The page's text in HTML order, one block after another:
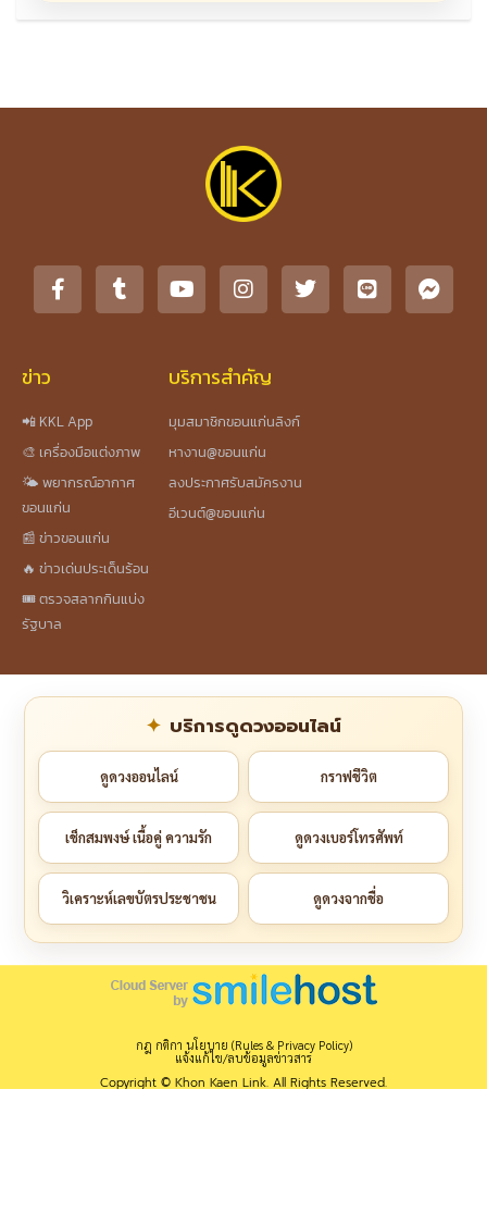
ข่าว
📲 KKL App
🎨 เครื่องมือแต่งภาพ
🌤️ พยากรณ์อากาศ
ขอนแก่น
📰 ข่าวขอนแก่น
🔥 ข่าวเด่นประเด็นร้อน
🎟️ ตรวจสลากกินแบ่ง
รัฐบาล
บริการสำคัญ
มุมสมาชิกขอนแก่นลิงก์
หางาน@ขอนแก่น
ลงประกาศรับสมัครงาน
อีเวนต์@ขอนแก่น
บริการดูดวงออนไลน์
ดูดวงออนไลน์ กราฟชีวิต
เช็กสมพงษ์ เนื้อคู่ ความรัก ดูดวงเบอร์โทรศัพท์
วิเคราะห์เลขบัตรประชาชน ดูดวงจากชื่อ
กฎ กติกา นโยบาย (Rules & Privacy Policy)
แจ้งแก้ไข/ลบข้อมูลข่าวสาร
Copyright © Khon Kaen Link. All Rights Reserved.